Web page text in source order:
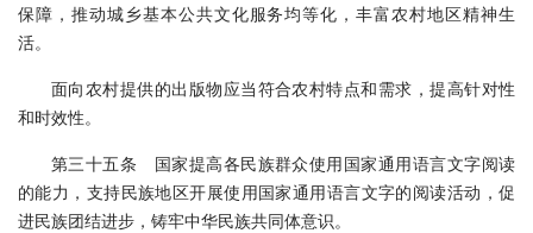
保障，推动城乡基本公共文化服务均等化，丰富农村地区精神生
活。
面向农村提供的出版物应当符合农村特点和需求，提高针对性
和时效性。
第三十五条 国家提高各民族群众使用国家通用语言文字阅读
的能力，支持民族地区开展使用国家通用语言文字的阅读活动，促
进民族团结进步，铸牢中华民族共同体意识。